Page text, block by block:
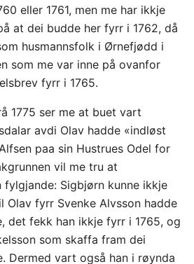
eller 1761, men me har ikkje
at dei budde her fyrr i 1762, då
husmannsfolk i Ørnefjødd i
som me var inne på ovanfor
fyrr i 1765.
1775 ser me at buet vart
avdi Olav hadde «indløst
paa sin Hustrues Odel for
vil me tru at
fylgjande: Sigbjørn kunne ikkje
Olav fyrr Svenke Alvsson hadde
det fekk han ikkje fyrr i 1765, og
som skaffa fram dei
Dermed vart også han i røynda